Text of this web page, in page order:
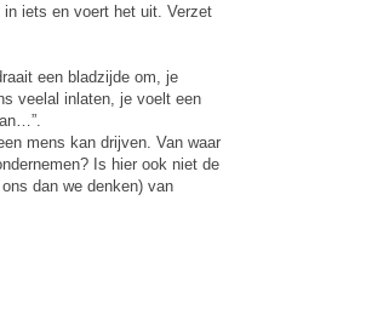
iets en voert het uit. Verzet
een bladzijde om, je
veelal inlaten, je voelt een
mens kan drijven. Van waar
Is hier ook niet de
dan we denken) van